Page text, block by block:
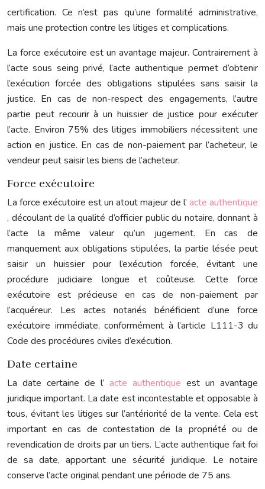
certification. Ce n’est pas qu’une formalité administrative,
mais une protection contre les litiges et complications.
La force exécutoire est un avantage majeur. Contrairement à
l’acte sous seing privé, l’acte authentique permet d’obtenir
l’exécution forcée des obligations stipulées sans saisir la
justice. En cas de non-respect des engagements, l’autre
partie peut recourir à un huissier de justice pour exécuter
l’acte. Environ 75% des litiges immobiliers nécessitent une
action en justice. En cas de non-paiement par l’acheteur, le
vendeur peut saisir les biens de l’acheteur.
Force exécutoire
La force exécutoire est un atout majeur de l’ acte authentique
, découlant de la qualité d’officier public du notaire, donnant à
l’acte la même valeur qu’un jugement. En cas de
manquement aux obligations stipulées, la partie lésée peut
saisir un huissier pour l’exécution forcée, évitant une
procédure judiciaire longue et coûteuse. Cette force
exécutoire est précieuse en cas de non-paiement par
l’acquéreur. Les actes notariés bénéficient d’une force
exécutoire immédiate, conformément à l’article L111-3 du
Code des procédures civiles d’exécution.
Date certaine
La date certaine de l’ acte authentique est un avantage
juridique important. La date est incontestable et opposable à
tous, évitant les litiges sur l’antériorité de la vente. Cela est
important en cas de contestation de la propriété ou de
revendication de droits par un tiers. L’acte authentique fait foi
de sa date, apportant une sécurité juridique. Le notaire
conserve l’acte original pendant une période de 75 ans.